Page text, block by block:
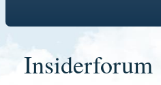
Insiderforum